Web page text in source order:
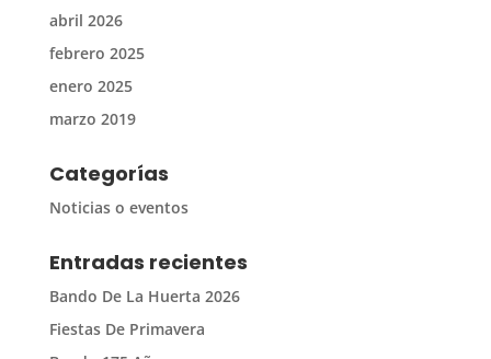
abril 2026
febrero 2025
enero 2025
marzo 2019
Categorías
Noticias o eventos
Entradas recientes
Bando De La Huerta 2026
Fiestas De Primavera